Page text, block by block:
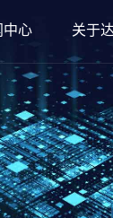
中心 关于